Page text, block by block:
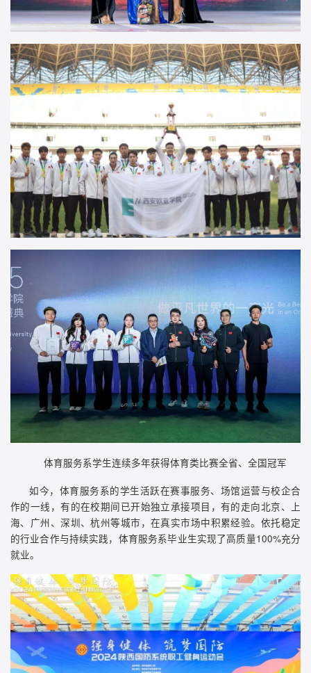
体育服务系学生连续多年获得体育类比赛全省、全国冠军
如今，体育服务系的学生活跃在赛事服务、场馆运营与校企合
作的一线，有的在校期间已开始独立承接项目，有的走向北京、上
海、广州、深圳、杭州等城市，在真实市场中积累经验。依托稳定
的行业合作与持续实践，体育服务系毕业生实现了高质量100%充分
就业。